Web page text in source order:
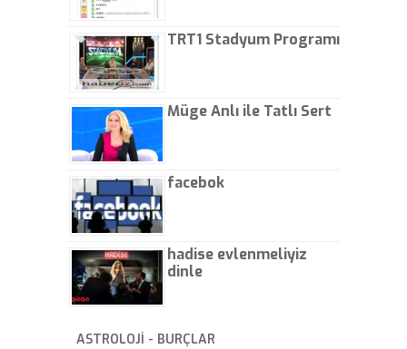
TRT1 Stadyum Programı
Müge Anlı ile Tatlı Sert
facebok
hadise evlenmeliyiz
dinle
ASTROLOJİ - BURÇLAR